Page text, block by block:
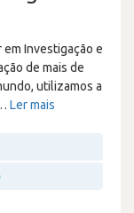
Investigação e
de mais de
utilizamos a
Ler mais